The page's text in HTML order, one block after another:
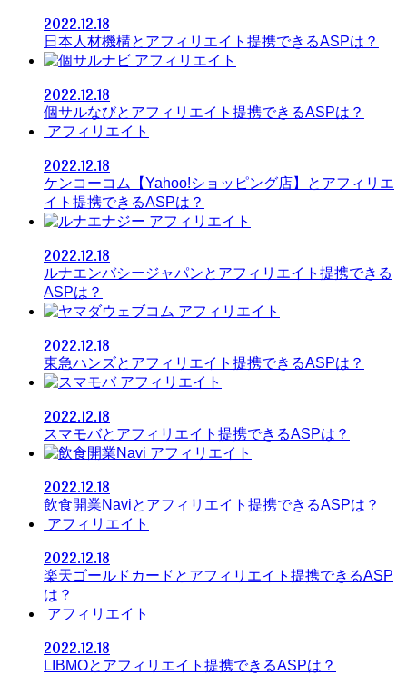
2022.12.18
日本人材機構とアフィリエイト提携できるASPは？
アフィリエイト
2022.12.18
個サルなびとアフィリエイト提携できるASPは？
アフィリエイト
2022.12.18
ケンコーコム【Yahoo!ショッピング店】とアフィリエ
イト提携できるASPは？
アフィリエイト
2022.12.18
ルナエンバシージャパンとアフィリエイト提携できる
ASPは？
アフィリエイト
2022.12.18
東急ハンズとアフィリエイト提携できるASPは？
アフィリエイト
2022.12.18
スマモバとアフィリエイト提携できるASPは？
アフィリエイト
2022.12.18
飲食開業Naviとアフィリエイト提携できるASPは？
アフィリエイト
2022.12.18
楽天ゴールドカードとアフィリエイト提携できるASP
は？
アフィリエイト
2022.12.18
LIBMOとアフィリエイト提携できるASPは？